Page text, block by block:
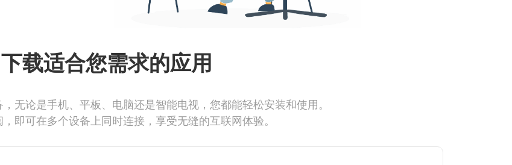
下载适合您需求的应用
无论是手机、平板、电脑还是智能电视，您都能轻松安装和使用。
即可在多个设备上同时连接，享受无缝的互联网体验。